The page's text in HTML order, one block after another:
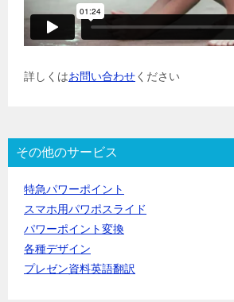
詳しくはお問い合わせください
その他のサービス
特急パワーポイント
スマホ用パワポスライド
パワーポイント変換
各種デザイン
プレゼン資料英語翻訳